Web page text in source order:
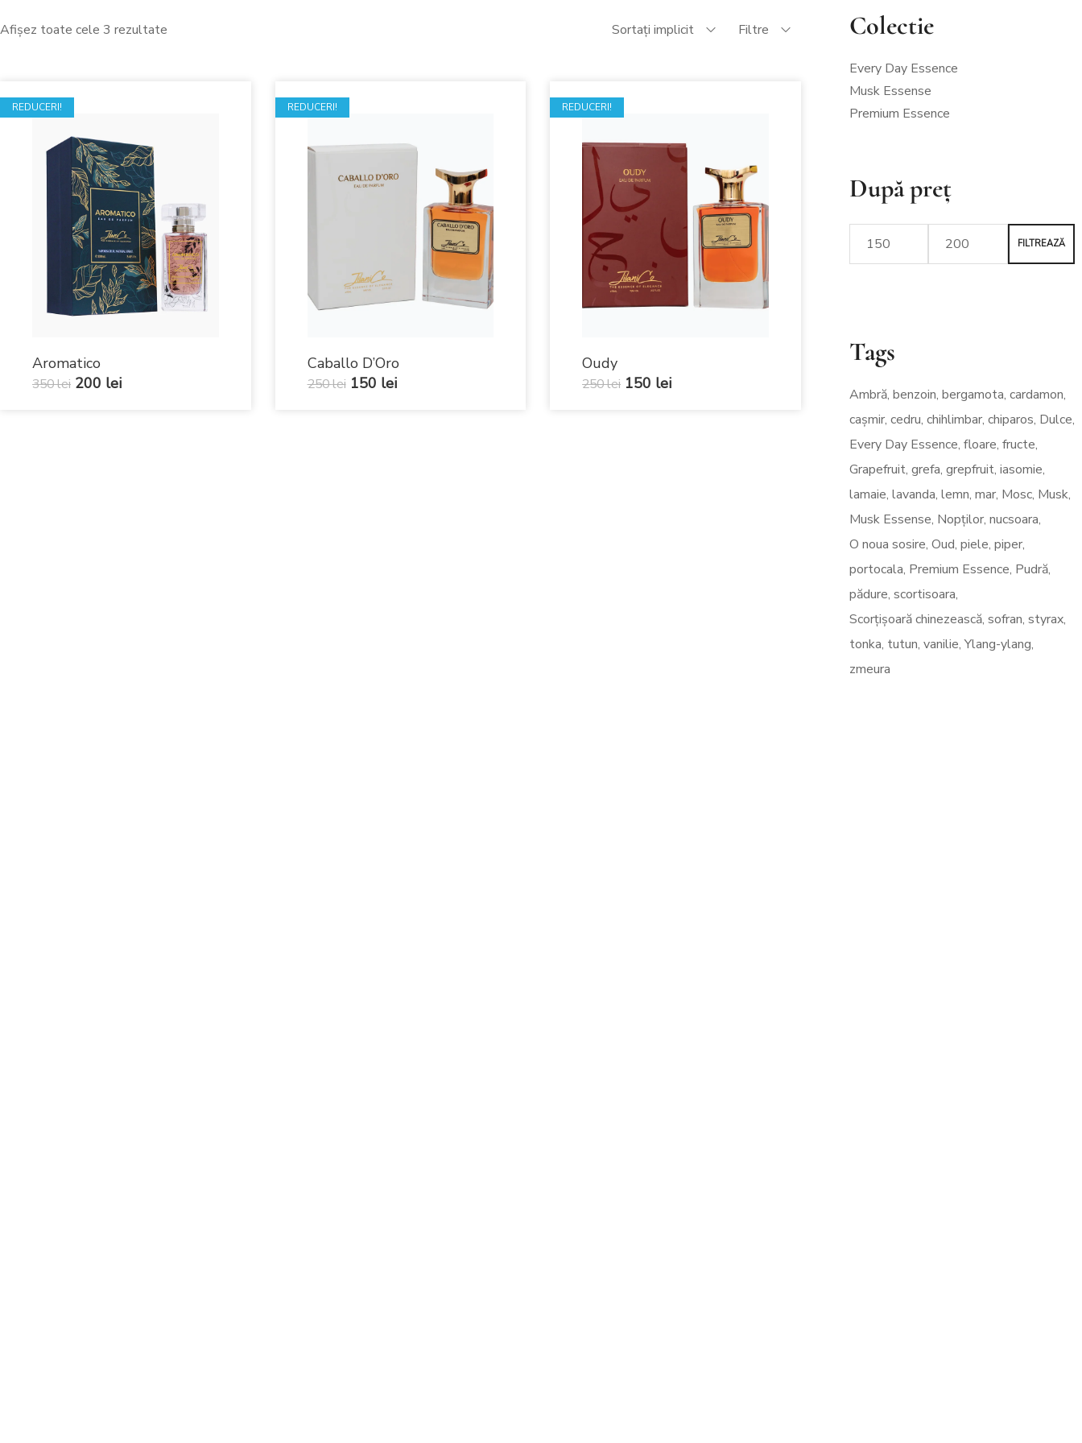
Afișez toate cele 3 rezultate Sortați implicit Filtre
REDUCERI!
Aromatico
350lei 200 lei
REDUCERI!
Caballo D’Oro
250lei 150 lei
REDUCERI!
Oudy
250lei 150 lei
Colectie
Every Day Essence
Musk Essense
Premium Essence
După preț
FILTREAZĂ
Tags
Ambră benzoin bergamota cardamon
cașmir cedru chihlimbar chiparos Dulce
Every Day Essence floare fructe
Grapefruit grefa grepfruit iasomie
lamaie lavanda lemn mar Mosc Musk
Musk Essense Nopților nucsoara
O noua sosire Oud piele piper
portocala Premium Essence Pudră
pădure scortisoara
Scorțișoară chinezească sofran styrax
tonka tutun vanilie Ylang-ylang
zmeura